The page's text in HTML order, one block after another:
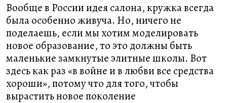
Вообще в России идея салона, кружка всегда
была особенно живуча. Но, ничего не
поделаешь, если мы хотим моделировать
новое образование, то это должны быть
маленькие замкнутые элитные школы. Вот
здесь как раз «в войне и в любви все средства
хороши», потому что для того, чтобы
вырастить новое поколение